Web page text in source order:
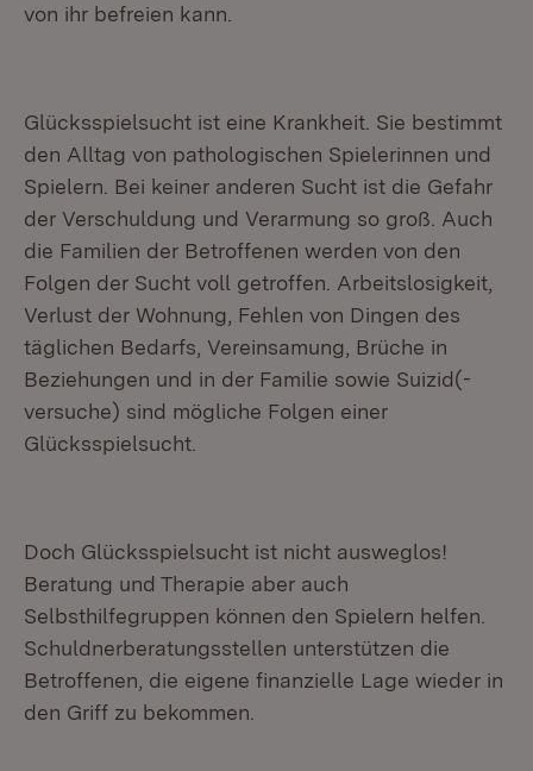
von ihr befreien kann.
Glücksspielsucht ist eine Krankheit. Sie bestimmt
den Alltag von pathologischen Spielerinnen und
Spielern. Bei keiner anderen Sucht ist die Gefahr
der Verschuldung und Verarmung so groß. Auch
die Familien der Betroffenen werden von den
Folgen der Sucht voll getroffen. Arbeitslosigkeit,
Verlust der Wohnung, Fehlen von Dingen des
täglichen Bedarfs, Vereinsamung, Brüche in
Beziehungen und in der Familie sowie Suizid(-
versuche) sind mögliche Folgen einer
Glücksspielsucht.
Doch Glücksspielsucht ist nicht ausweglos!
Beratung und Therapie aber auch
Selbsthilfegruppen können den Spielern helfen.
Schuldnerberatungsstellen unterstützen die
Betroffenen, die eigene finanzielle Lage wieder in
den Griff zu bekommen.